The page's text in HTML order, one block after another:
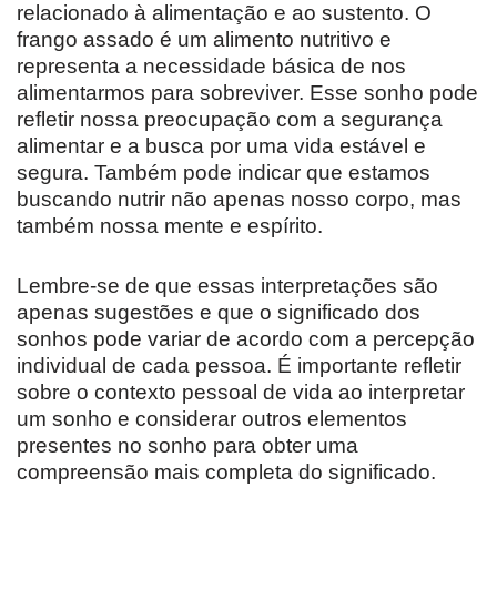
relacionado à alimentação e ao sustento. O
frango assado é um alimento nutritivo e
representa a necessidade básica de nos
alimentarmos para sobreviver. Esse sonho pode
refletir nossa preocupação com a segurança
alimentar e a busca por uma vida estável e
segura. Também pode indicar que estamos
buscando nutrir não apenas nosso corpo, mas
também nossa mente e espírito.
Lembre-se de que essas interpretações são
apenas sugestões e que o significado dos
sonhos pode variar de acordo com a percepção
individual de cada pessoa. É importante refletir
sobre o contexto pessoal de vida ao interpretar
um sonho e considerar outros elementos
presentes no sonho para obter uma
compreensão mais completa do significado.